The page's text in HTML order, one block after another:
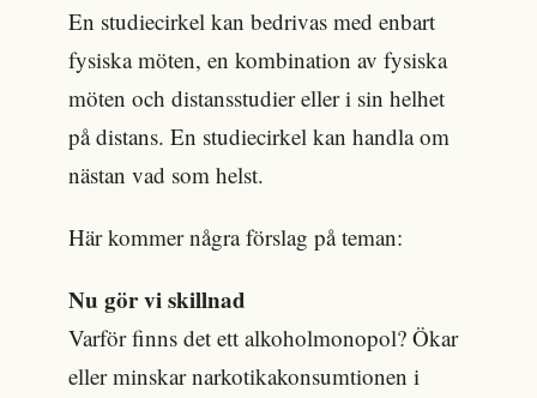
En studiecirkel kan bedrivas med enbart
fysiska möten, en kombination av fysiska
möten och distansstudier eller i sin helhet
på distans. En studiecirkel kan handla om
nästan vad som helst.
Här kommer några förslag på teman:
Nu gör vi skillnad
Varför finns det ett alkoholmonopol? Ökar
eller minskar narkotikakonsumtionen i